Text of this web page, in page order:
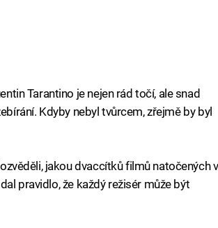
Tarantino je nejen rád točí, ale snad
Kdyby nebyl tvůrcem, zřejmě by byl
jakou dvaccítků filmů natočených v
pravidlo, že každý režisér může být